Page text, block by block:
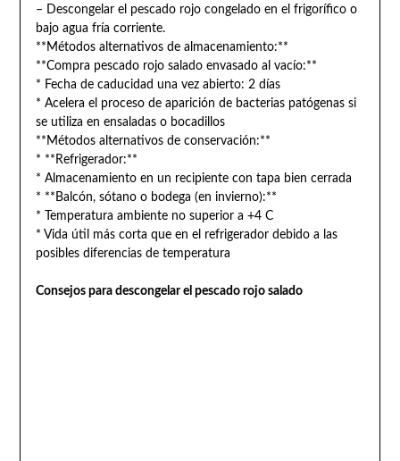
– Descongelar el pescado rojo congelado en el frigorífico o
bajo agua fría corriente.
**Métodos alternativos de almacenamiento:**
**Compra pescado rojo salado envasado al vacío:**
* Fecha de caducidad una vez abierto: 2 días
* Acelera el proceso de aparición de bacterias patógenas si
se utiliza en ensaladas o bocadillos
**Métodos alternativos de conservación:**
* **Refrigerador:**
* Almacenamiento en un recipiente con tapa bien cerrada
* **Balcón, sótano o bodega (en invierno):**
* Temperatura ambiente no superior a +4 C
* Vida útil más corta que en el refrigerador debido a las
posibles diferencias de temperatura
Consejos para descongelar el pescado rojo salado